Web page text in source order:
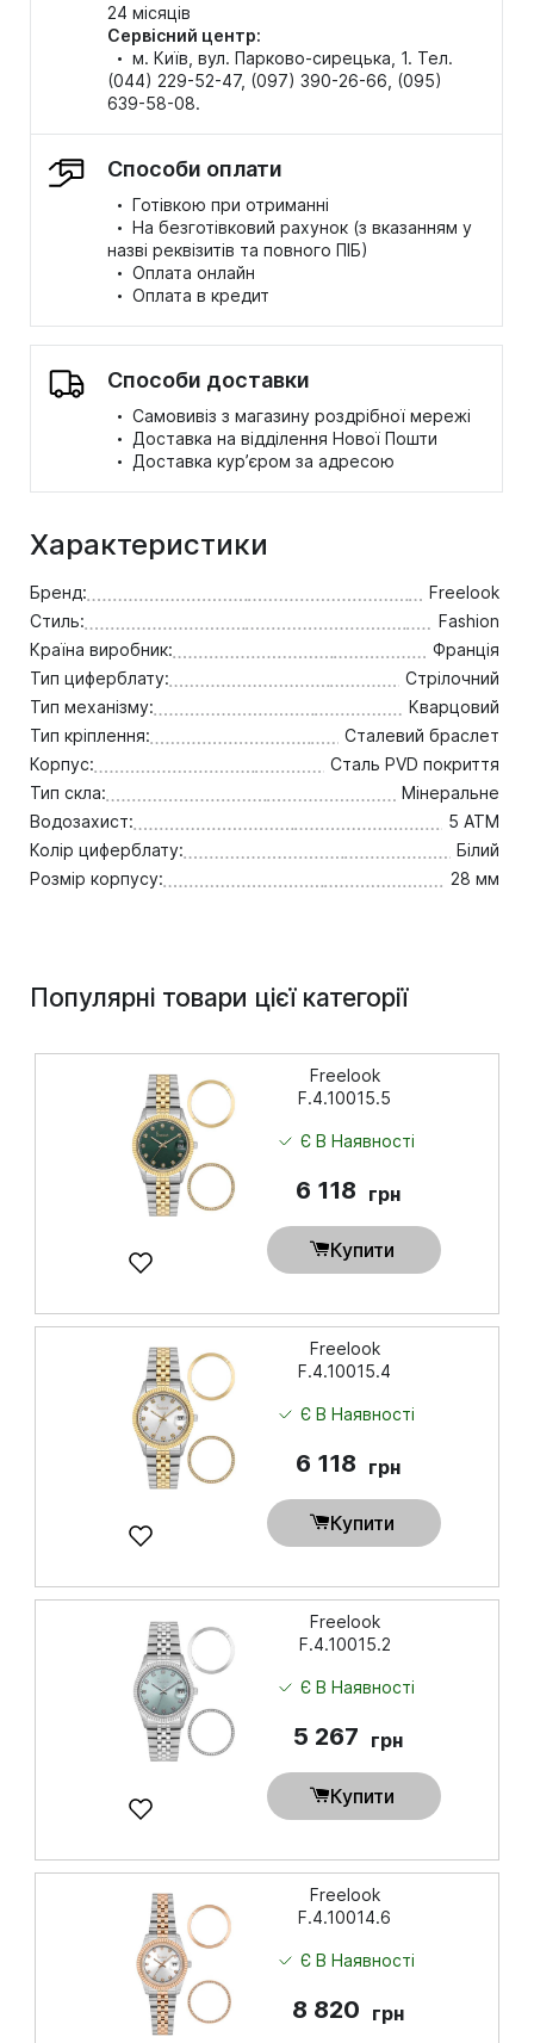
24 місяців
Сервісний центр:
· м. Київ, вул. Парково-сирецька, 1. Тел.
(044) 229-52-47, (097) 390-26-66, (095)
639-58-08.
Способи оплати
· Готівкою при отриманні
· На безготівковий рахунок (з вказанням у
назві реквізитів та повного ПІБ)
· Оплата онлайн
· Оплата в кредит
Способи доставки
· Самовивіз з магазину роздрібної мережі
· Доставка на відділення Нової Пошти
· Доставка кур’єром за адресою
Характеристики
Бренд:
Freelook
Стиль:
Fashion
Країна виробник:
Франція
Тип циферблату:
Стрілочний
Тип механізму:
Кварцовий
Тип кріплення:
Сталевий браслет
Корпус:
Сталь PVD покриття
Тип скла:
Мінеральне
Водозахист:
5 ATM
Колір циферблату:
Білий
Розмір корпусу:
28 мм
Популярні товари цієї категорії
Freelook
F.4.10015.5
Є В Наявності
6 118 грн
Купити
Freelook
F.4.10015.4
Є В Наявності
6 118 грн
Купити
Freelook
F.4.10015.2
Є В Наявності
5 267 грн
Купити
Freelook
F.4.10014.6
Є В Наявності
8 820 грн